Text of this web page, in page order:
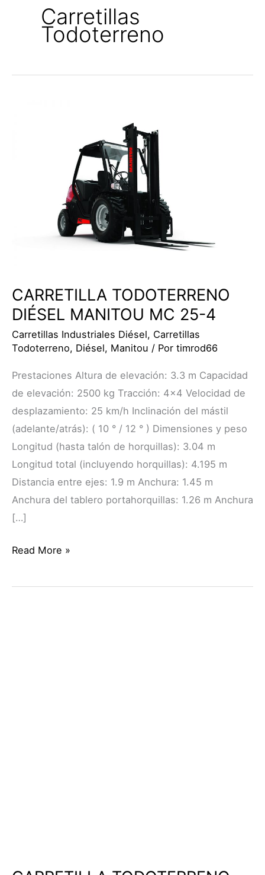
Carretillas
Todoterreno
CARRETILLA TODOTERRENO
DIÉSEL MANITOU MC 25-4
Carretillas Industriales Diésel, Carretillas
Todoterreno, Diésel, Manitou / Por timrod66
Prestaciones Altura de elevación: 3.3 m Capacidad
de elevación: 2500 kg Tracción: 4×4 Velocidad de
desplazamiento: 25 km/h Inclinación del mástil
(adelante/atrás): ( 10 ° / 12 ° ) Dimensiones y peso
Longitud (hasta talón de horquillas): 3.04 m
Longitud total (incluyendo horquillas): 4.195 m
Distancia entre ejes: 1.9 m Anchura: 1.45 m
Anchura del tablero portahorquillas: 1.26 m Anchura
[…]
Read More »